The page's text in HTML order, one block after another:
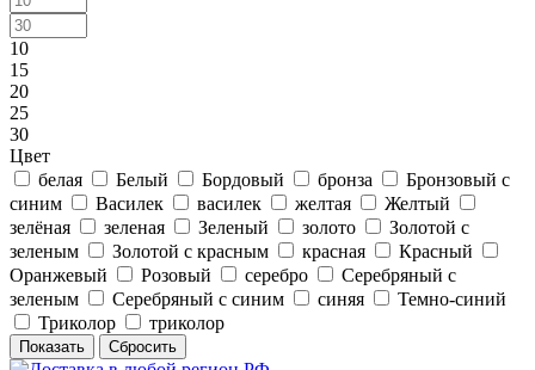
10
15
20
25
30
Цвет
белая
Белый Бордовый бронза
Бронзовый с
синим
Василек василек желтая
Желтый
зелёная
зеленая Зеленый золото
Золотой с
зеленым
Золотой с красным красная
Красный
Оранжевый
Розовый серебро
Серебряный с
зеленым
Серебряный с синим синяя
Темно-синий
Триколор
триколор
Сбросить